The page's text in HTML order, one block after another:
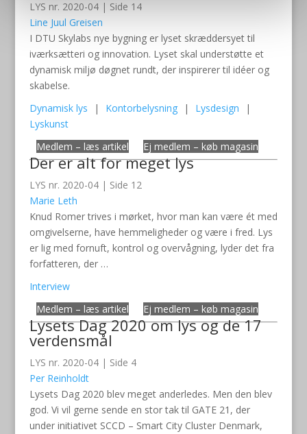
LYS nr. 2020-04 | Side 14
Line Juul Greisen
I DTU Skylabs nye bygning er lyset skræddersyet til
iværksætteri og innovation. Lyset skal understøtte et
dynamisk miljø døgnet rundt, der inspirerer til idéer og
skabelse.
Dynamisk lys
| Kontorbelysning | Lysdesign
|
Lyskunst
Medlem – læs artikel
Ej medlem – køb magasin
Der er alt for meget lys
LYS nr. 2020-04 | Side 12
Marie Leth
Knud Romer trives i mørket, hvor man kan være ét med
omgivelserne, have hemmeligheder og være i fred. Lys
er lig med fornuft, kontrol og overvågning, lyder det fra
forfatteren, der …
Interview
Medlem – læs artikel
Ej medlem – køb magasin
Lysets Dag 2020 om lys og de 17
verdensmål
LYS nr. 2020-04 | Side 4
Per Reinholdt
Lysets Dag 2020 blev meget anderledes. Men den blev
god. Vi vil gerne sende en stor tak til GATE 21, der
under initiativet SCCD – Smart City Cluster Denmark,